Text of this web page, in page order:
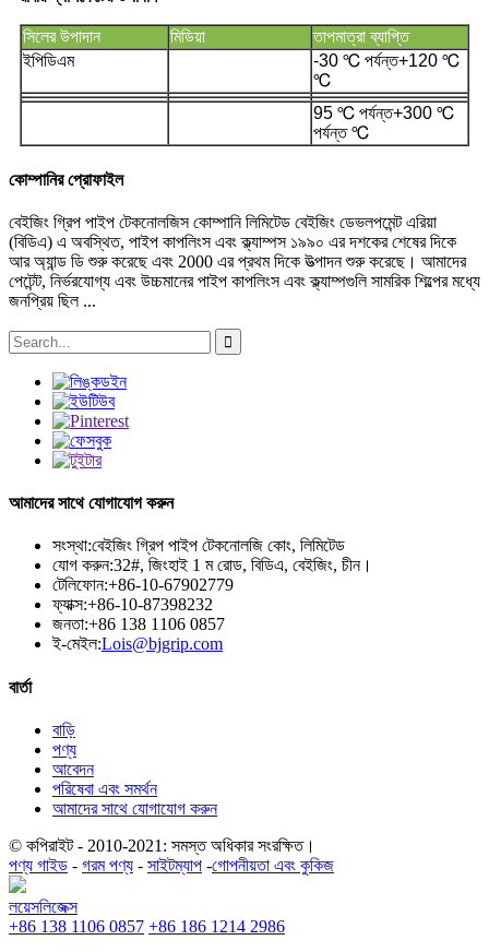
সিলের উপাদান মিডিয়া
তাপমাত্রা ব্যাপ্তি
ইপিডিএম
-30 ℃ পর্যন্ত+120 ℃
℃
95 ℃ পর্যন্ত+300 ℃
পর্যন্ত ℃
কোম্পানির প্রোফাইল
বেইজিং গ্রিপ পাইপ টেকনোলজিস কোম্পানি লিমিটেড বেইজিং ডেভলপমেন্ট এরিয়া
(বিডিএ) এ অবস্থিত, পাইপ কাপলিংস এবং ক্ল্যাম্পস ১৯৯০ এর দশকের শেষের দিকে
আর অ্যান্ড ডি শুরু করেছে এবং 2000 এর প্রথম দিকে উত্পাদন শুরু করেছে। আমাদের
পেটেন্ট, নির্ভরযোগ্য এবং উচ্চমানের পাইপ কাপলিংস এবং ক্ল্যাম্পগুলি সামরিক শিল্পের মধ্যে
জনপ্রিয় ছিল ...
আমাদের সাথে যোগাযোগ করুন
সংস্থা:বেইজিং গ্রিপ পাইপ টেকনোলজি কোং, লিমিটেড
যোগ করুন:32#, জিংহাই 1 ম রোড, বিডিএ, বেইজিং, চীন।
টেলিফোন:+86-10-67902779
ফ্যাক্স:+86-10-87398232
জনতা:+86 138 1106 0857
ই-মেইল:Lois@bjgrip.com
বার্তা
বাড়ি
পণ্য
আবেদন
পরিষেবা এবং সমর্থন
আমাদের সাথে যোগাযোগ করুন
© কপিরাইট - 2010-2021: সমস্ত অধিকার সংরক্ষিত।
পণ্য গাইড - গরম পণ্য - সাইটম্যাপ -গোপনীয়তা এবং কুকিজ
লয়েসলিজেক্স
+86 138 1106 0857 +86 186 1214 2986